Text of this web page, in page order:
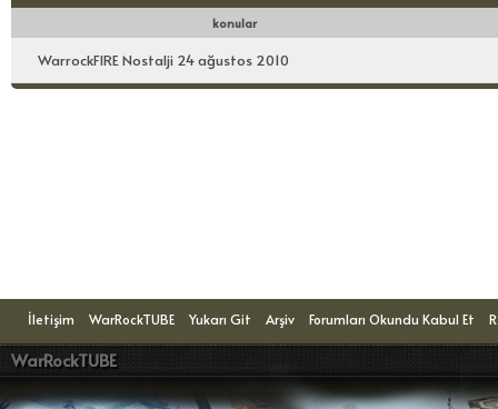
konular
WarrockFIRE Nostalji 24 ağustos 2010
İletişim WarRockTUBE Yukarı Git Arşiv Forumları Okundu Kabul Et
WarRockTUBE